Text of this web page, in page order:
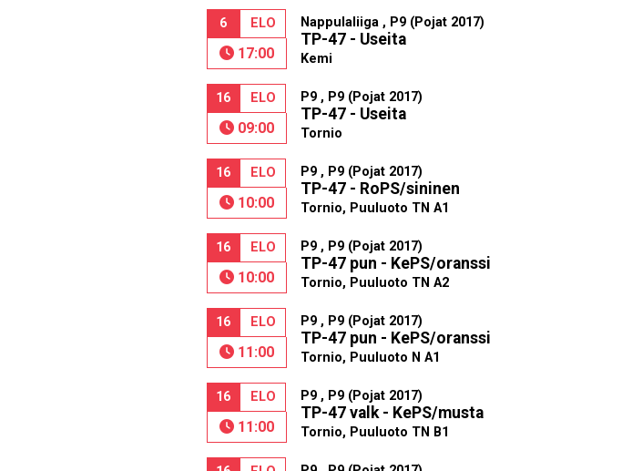
6 ELO
17:00
Nappulaliiga , P9 (Pojat 2017)
TP-47 - Useita
Kemi
16 ELO
09:00
P9 , P9 (Pojat 2017)
TP-47 - Useita
Tornio
16 ELO
10:00
P9 , P9 (Pojat 2017)
TP-47 - RoPS/sininen
Tornio, Puuluoto TN A1
16 ELO
10:00
P9 , P9 (Pojat 2017)
TP-47 pun - KePS/oranssi
Tornio, Puuluoto TN A2
16 ELO
11:00
P9 , P9 (Pojat 2017)
TP-47 pun - KePS/oranssi
Tornio, Puuluoto N A1
16 ELO
11:00
P9 , P9 (Pojat 2017)
TP-47 valk - KePS/musta
Tornio, Puuluoto TN B1